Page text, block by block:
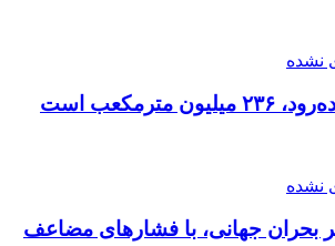
نشده
است
نشده
بر بحران جهانی، با فشارهای مضاعف